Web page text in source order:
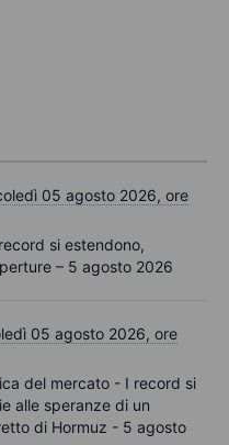
05 agosto 2026, ore
si estendono,
– 5 agosto 2026
05 agosto 2026, ore
del mercato - I record si
alle speranze di un
di Hormuz - 5 agosto